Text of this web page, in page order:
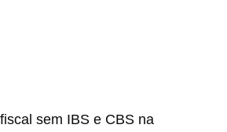
sem IBS e CBS na